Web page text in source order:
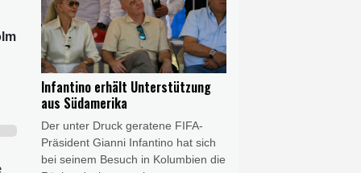
weit wäre", sagte Carro im Interview
mit dem Kölner Stadt-Anzeiger und
der Kölnischen Rundschau über
einen erneuten Angriff auf den
Rekordmeister.
Infantino erhält Unterstützung
aus Südamerika
Der unter Druck geratene FIFA-
Präsident Gianni Infantino hat sich
bei seinem Besuch in Kolumbien die